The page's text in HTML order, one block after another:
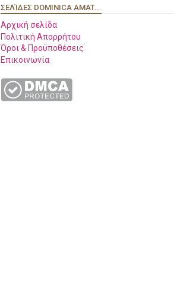
ΣΕΛΊΔΕΣ DOMINICA AMAT...
Αρχική σελίδα
Πολιτική Απορρήτου
Όροι & Προϋποθέσεις
Επικοινωνία